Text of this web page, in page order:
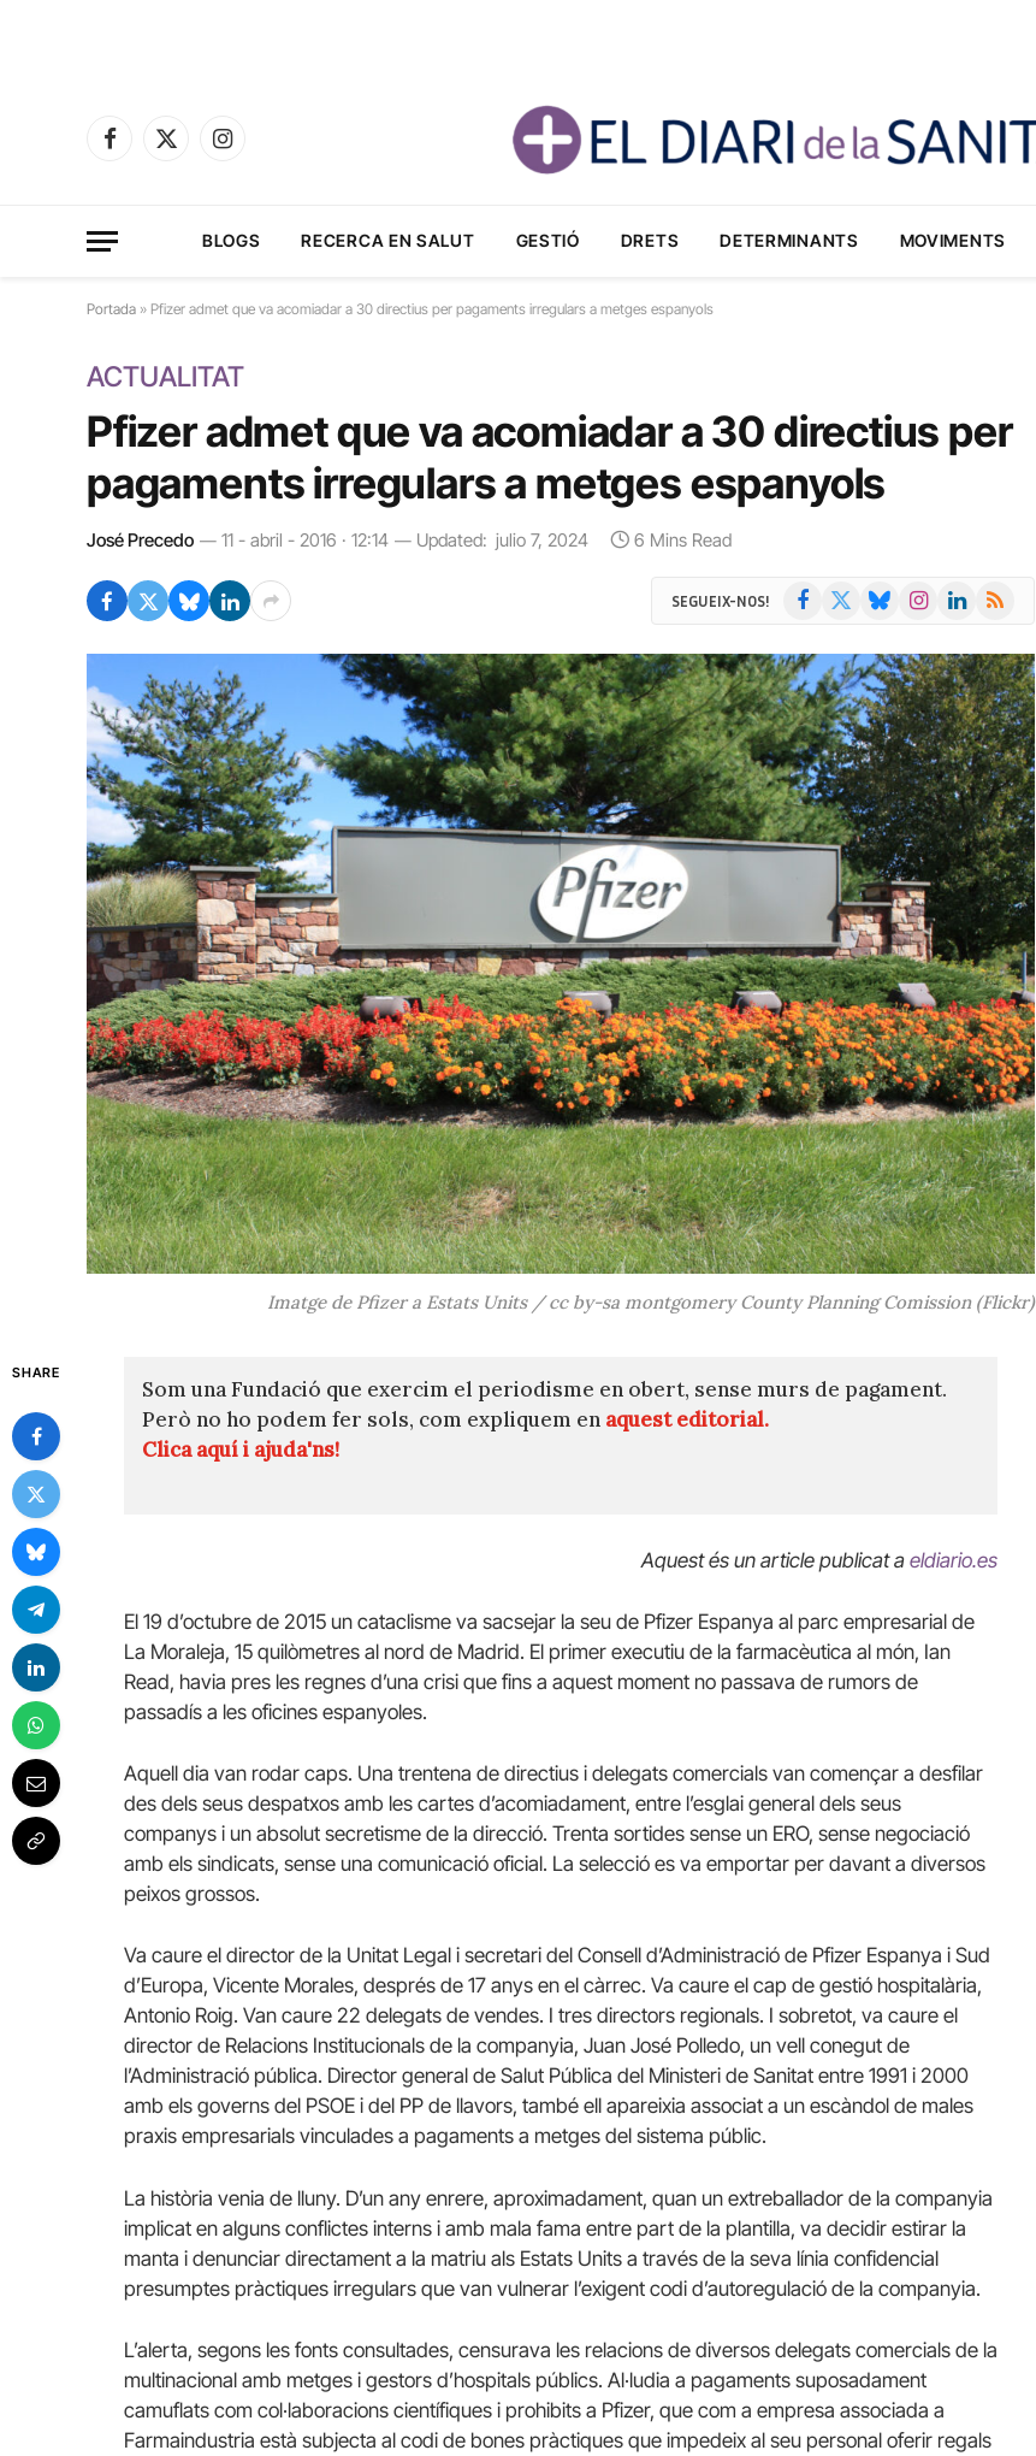
Facebook
X
Instagram
BLOGS RECERCA EN SALUT GESTIÓ DRETS DETERMINANTS MOVIMENTS
Portada » Pfizer admet que va acomiadar a 30 directius per pagaments irregulars a metges espanyols
ACTUALITAT
Pfizer admet que va acomiadar a 30 directius per
pagaments irregulars a metges espanyols
José Precedo 11 - abril - 2016 · 12:14 Updated: julio 7, 2024 6 Mins Read
SEGUEIX-NOS! Facebook BlueskyInstagramLinkedIn
RSS
Imatge de Pfizer a Estats Units / cc by-sa montgomery County Planning Comission (Flickr)
SHARE
Som una Fundació que exercim el periodisme en obert, sense murs de pagament.
Però no ho podem fer sols, com expliquem en aquest editorial.
Clica aquí i ajuda'ns!
Aquest és un article publicat a eldiario.es
El 19 d’octubre de 2015 un cataclisme va sacsejar la seu de Pfizer Espanya al parc empresarial de
La Moraleja, 15 quilòmetres al nord de Madrid. El primer executiu de la farmacèutica al món, Ian
Read, havia pres les regnes d’una crisi que fins a aquest moment no passava de rumors de
passadís a les oficines espanyoles.
Aquell dia van rodar caps. Una trentena de directius i delegats comercials van començar a desfilar
des dels seus despatxos amb les cartes d’acomiadament, entre l’esglai general dels seus
companys i un absolut secretisme de la direcció. Trenta sortides sense un ERO, sense negociació
amb els sindicats, sense una comunicació oficial. La selecció es va emportar per davant a diversos
peixos grossos.
Va caure el director de la Unitat Legal i secretari del Consell d’Administració de Pfizer Espanya i Sud
d’Europa, Vicente Morales, després de 17 anys en el càrrec. Va caure el cap de gestió hospitalària,
Antonio Roig. Van caure 22 delegats de vendes. I tres directors regionals. I sobretot, va caure el
director de Relacions Institucionals de la companyia, Juan José Polledo, un vell conegut de
l’Administració pública. Director general de Salut Pública del Ministeri de Sanitat entre 1991 i 2000
amb els governs del PSOE i del PP de llavors, també ell apareixia associat a un escàndol de males
praxis empresarials vinculades a pagaments a metges del sistema públic.
La història venia de lluny. D’un any enrere, aproximadament, quan un extreballador de la companyia
implicat en alguns conflictes interns i amb mala fama entre part de la plantilla, va decidir estirar la
manta i denunciar directament a la matriu als Estats Units a través de la seva línia confidencial
presumptes pràctiques irregulars que van vulnerar l’exigent codi d’autoregulació de la companyia.
L’alerta, segons les fonts consultades, censurava les relacions de diversos delegats comercials de la
multinacional amb metges i gestors d’hospitals públics. Al·ludia a pagaments suposadament
camuflats com col·laboracions científiques i prohibits a Pfizer, que com a empresa associada a
Farmaindustria està subjecta al codi de bones pràctiques que impedeix al seu personal oferir regals